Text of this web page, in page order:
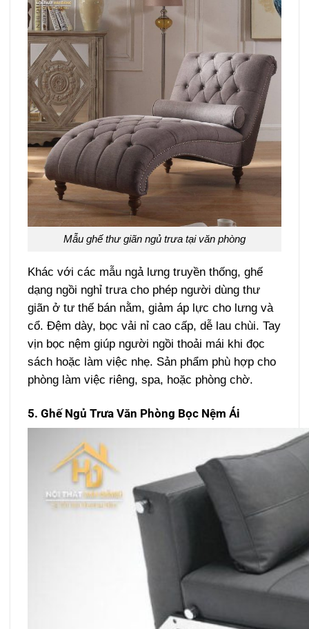
Mẫu ghế thư giãn ngủ trưa tại văn phòng
Khác với các mẫu ngả lưng truyền thống, ghế
dạng ngồi nghỉ trưa cho phép người dùng thư
giãn ở tư thế bán nằm, giảm áp lực cho lưng và
cổ. Đệm dày, bọc vải nỉ cao cấp, dễ lau chùi. Tay
vịn bọc nệm giúp người ngồi thoải mái khi đọc
sách hoặc làm việc nhẹ. Sản phẩm phù hợp cho
phòng làm việc riêng, spa, hoặc phòng chờ.
5. Ghế Ngủ Trưa Văn Phòng Bọc Nệm Ái